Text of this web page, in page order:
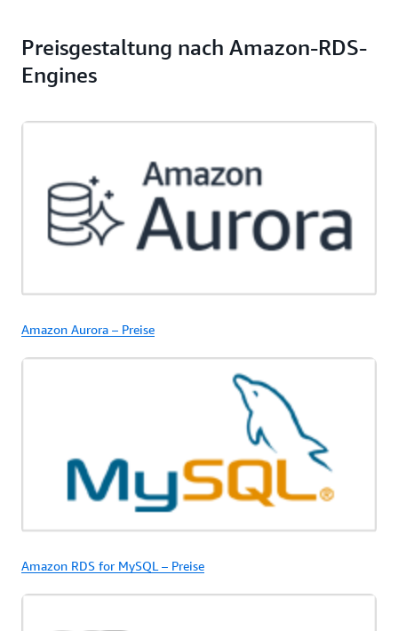
Preisgestaltung nach Amazon-RDS-
Engines
Amazon Aurora – Preise
Amazon RDS for MySQL – Preise